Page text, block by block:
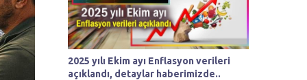
2025 yılı Ekim ayı Enflasyon verileri
açıklandı, detaylar haberimizde..